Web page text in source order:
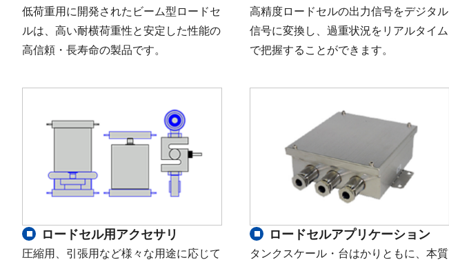
低荷重用に開発されたビーム型ロードセ
ルは、高い耐横荷重性と安定した性能の
高信頼・長寿命の製品です。
高精度ロードセルの出力信号をデジタル
信号に変換し、過重状況をリアルタイム
で把握することができます。
ロードセル用アクセサリ
圧縮用、引張用など様々な用途に応じて
ロードセルアプリケーション
タンクスケール・台はかりともに、本質